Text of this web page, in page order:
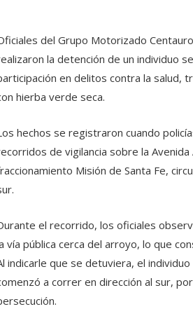
del Grupo Motorizado
la detención de un individuo
en delitos contra la salud,
hierba verde seca.
hechos se registraron cuando
de vigilancia sobre la
Misión de Santa Fe,
el recorrido, los oficiales
vía pública cerca del arroyo, lo que
indicarle que se detuviera, el
a correr en dirección al sur,